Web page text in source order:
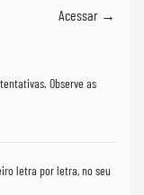
Acessar →
Observe as
letra por letra, no seu